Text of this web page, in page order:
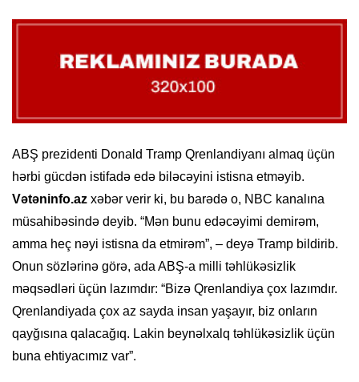
ABŞ prezidenti Donald Tramp Qrenlandiyanı almaq üçün
hərbi gücdən istifadə edə biləcəyini istisna etməyib.
Vətəninfo.az xəbər verir ki, bu barədə o, NBC kanalına
müsahibəsində deyib. “Mən bunu edəcəyimi demirəm,
amma heç nəyi istisna da etmirəm”, – deyə Tramp bildirib.
Onun sözlərinə görə, ada ABŞ-a milli təhlükəsizlik
məqsədləri üçün lazımdır: “Bizə Qrenlandiya çox lazımdır.
Qrenlandiyada çox az sayda insan yaşayır, biz onların
qayğısına qalacağıq. Lakin beynəlxalq təhlükəsizlik üçün
buna ehtiyacımız var”.